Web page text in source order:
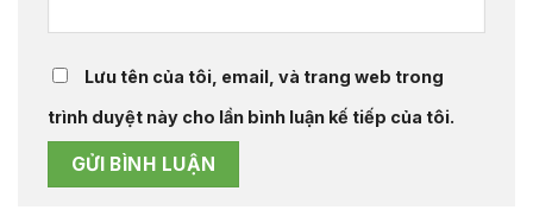
Lưu tên của tôi, email, và trang web trong
trình duyệt này cho lần bình luận kế tiếp của tôi.